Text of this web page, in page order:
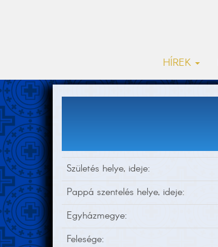
HÍREK
Születés helye, ideje:
Pappá szentelés helye, ideje:
Egyházmegye:
Felesége: